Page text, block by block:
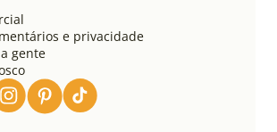
e privacidade
gente